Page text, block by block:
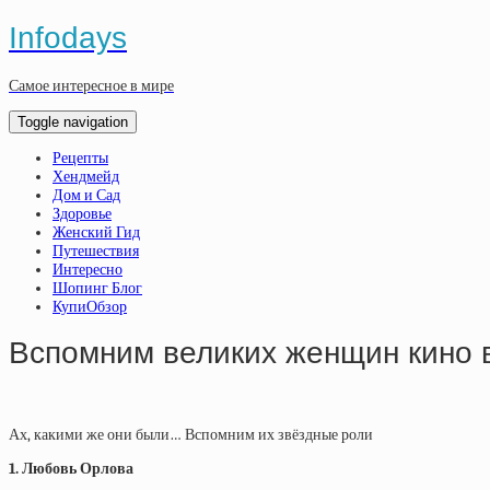
Infodays
Самое интересное в мире
Toggle navigation
Рецепты
Хендмейд
Дом и Сад
Здоровье
Женский Гид
Путешествия
Интересно
Шопинг Блог
КупиОбзор
Вспомним великих женщин
Ах, какими же они были… Вспомним их звёздные роли
1. Любовь Орлова